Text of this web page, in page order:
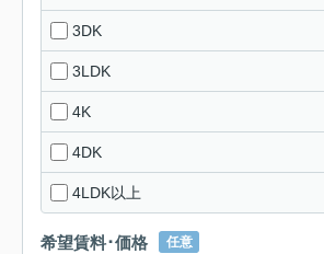
3DK
3LDK
4K
4DK
4LDK以上
希望賃料･価格 任意